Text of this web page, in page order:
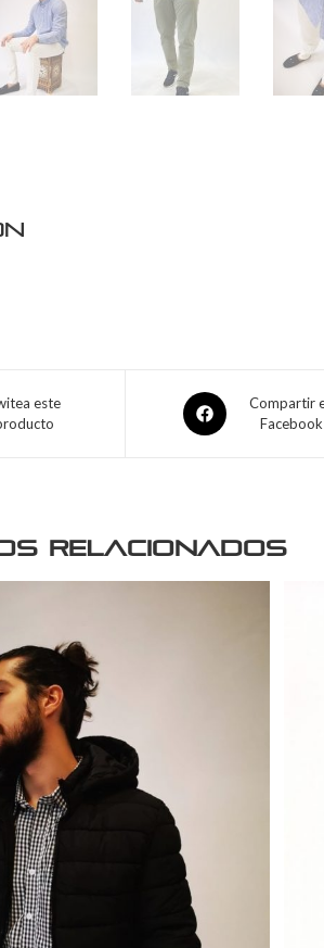
este
Compartir
Facebook
relacionados